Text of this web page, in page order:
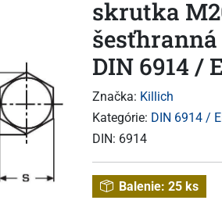
skrutka
DIN 6914 /
Značka: Killich
Kategórie: DIN 6914 /
DIN: 6914
Balenie: 25 ks